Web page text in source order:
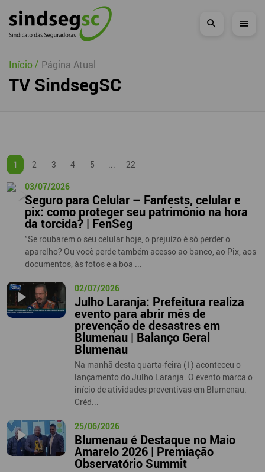
Pular Navegação (s)
Início/ Página Atual
TV SindsegSC
1 2 3 4 5
22
03/07/2026
Seguro para Celular – Fanfests, celular e
pix: como proteger seu patrimônio na hora
da torcida? | FenSeg
"Se roubarem o seu celular hoje, o prejuízo é só perder o
aparelho? Ou você perde também acesso ao banco, ao Pix, aos
documentos, às fotos e a boa ...
02/07/2026
Julho Laranja: Prefeitura realiza
evento para abrir mês de
prevenção de desastres em
Blumenau | Balanço Geral
Blumenau
Na manhã desta quarta-feira (1) aconteceu o
lançamento do Julho Laranja. O evento marca o
início de atividades preventivas em Blumenau.
Créd...
25/06/2026
Blumenau é Destaque no Maio
Amarelo 2026 | Premiação
Observatório Summit